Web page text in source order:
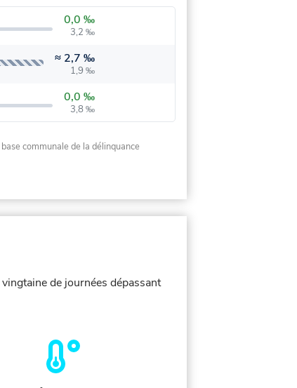
0,0 ‰
3,2 ‰
≈ 2,7 ‰
1,9 ‰
0,0 ‰
3,8 ‰
communale de la délinquance
de journées dépassant